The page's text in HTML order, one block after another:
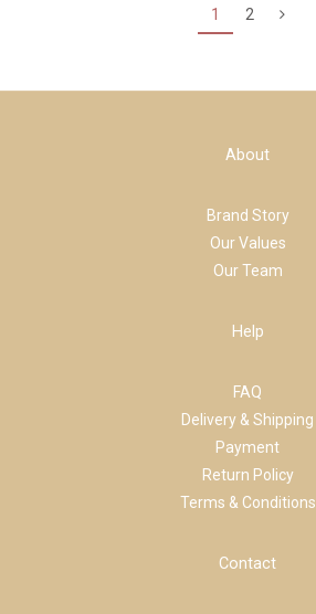
1 2
About
Brand Story
Our Values
Our Team
Help
FAQ
Delivery & Shipping
Payment
Return Policy
Terms & Conditions
Contact